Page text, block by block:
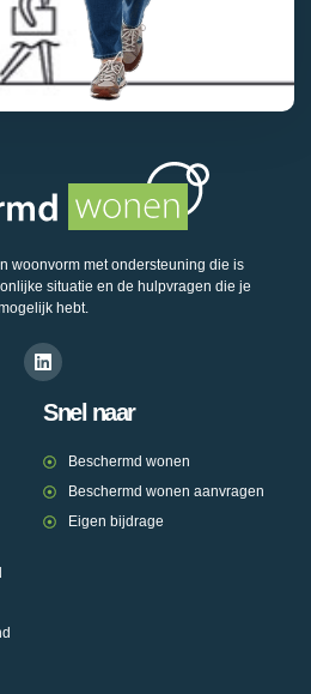
woonvorm met ondersteuning die is
situatie en de hulpvragen die je
hebt.
Snel naar
Beschermd wonen
Beschermd wonen aanvragen
Eigen bijdrage